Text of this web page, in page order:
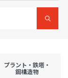
プラント・鉄塔・
鋼構造物